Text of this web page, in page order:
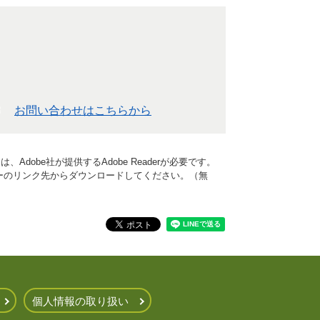
お問い合わせはこちらから
、Adobe社が提供するAdobe Readerが必要です。
リンク先からダウンロードしてください。（無
個人情報の取り扱い